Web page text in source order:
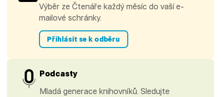
Výběr ze Čtenáře každý měsíc do vaší e-
mailové schránky.
Přihlásit se k odběru
Podcasty
Mladá generace knihovníků. Sledujte